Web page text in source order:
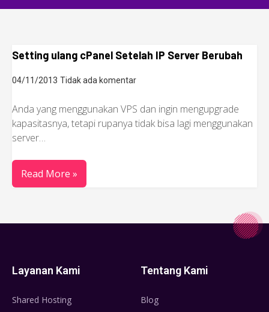
Setting ulang cPanel Setelah IP Server Berubah
04/11/2013 Tidak ada komentar
Anda yang menggunakan VPS dan ingin mengupgrade
kapasitasnya, tetapi rupanya tidak bisa lagi menggunakan
server…
Read More »
Layanan Kami
Shared Hosting
Tentang Kami
Blog